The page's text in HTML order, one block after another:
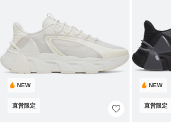
NEW
直営限定
NEW
直営限定